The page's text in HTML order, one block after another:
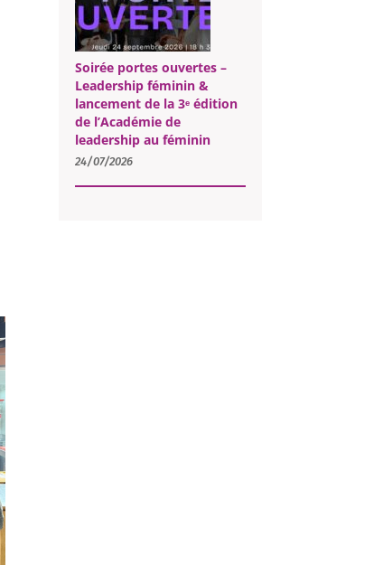
Soirée portes ouvertes –
Leadership féminin &
lancement de la 3ᵉ édition
de l’Académie de
leadership au féminin
24/07/2026